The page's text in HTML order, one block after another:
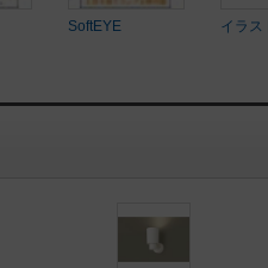
SoftEYE イラス